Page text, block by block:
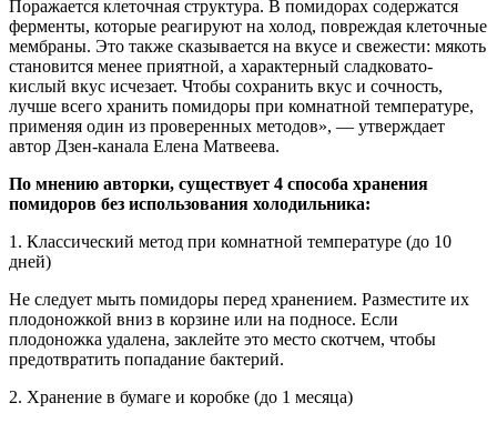
Поражается клеточная структура. В помидорах содержатся
ферменты, которые реагируют на холод, повреждая клеточные
мембраны. Это также сказывается на вкусе и свежести: мякоть
становится менее приятной, а характерный сладковато-
кислый вкус исчезает. Чтобы сохранить вкус и сочность,
лучше всего хранить помидоры при комнатной температуре,
применяя один из проверенных методов», — утверждает
автор Дзен-канала Елена Матвеева.
По мнению авторки, существует 4 способа хранения
помидоров без использования холодильника:
1. Классический метод при комнатной температуре (до 10
дней)
Не следует мыть помидоры перед хранением. Разместите их
плодоножкой вниз в корзине или на подносе. Если
плодоножка удалена, заклейте это место скотчем, чтобы
предотвратить попадание бактерий.
2. Хранение в бумаге и коробке (до 1 месяца)